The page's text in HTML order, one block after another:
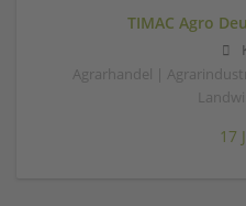
TIMAC Agro
Agrarhandel |
17